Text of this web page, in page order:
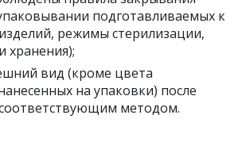
подготавливаемых к
режимы стерилизации,
хранения);
вид (кроме цвета
на упаковки) после
методом.